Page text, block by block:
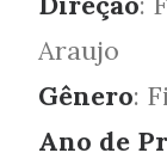
Araujo
Gênero:
Ano de